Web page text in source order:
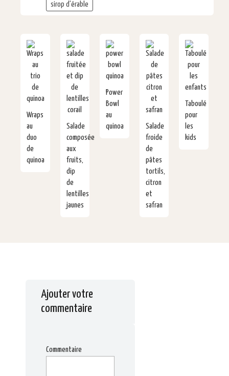
sirop d'érable
Wraps
au
duo
de
quinoa
Salade
composée
aux
fruits,
dip
de
lentilles
jaunes
Power
Bowl
au
quinoa
Salade
froide
de
pâtes
tortils,
citron
et
safran
Taboulé
pour
les
kids
Ajouter votre
commentaire
Commentaire